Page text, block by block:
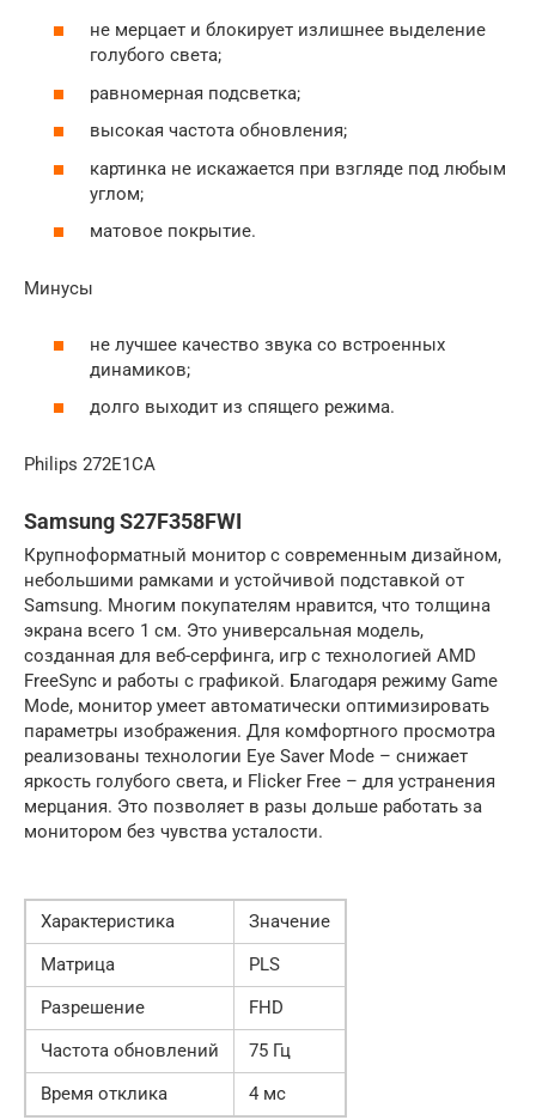
не мерцает и блокирует излишнее выделение
голубого света;
равномерная подсветка;
высокая частота обновления;
картинка не искажается при взгляде под любым
углом;
матовое покрытие.
Минусы
не лучшее качество звука со встроенных
динамиков;
долго выходит из спящего режима.
Philips 272E1CA
Samsung S27F358FWI
Крупноформатный монитор с современным дизайном,
небольшими рамками и устойчивой подставкой от
Samsung. Многим покупателям нравится, что толщина
экрана всего 1 см. Это универсальная модель,
созданная для веб-серфинга, игр с технологией AMD
FreeSync и работы с графикой. Благодаря режиму Game
Mode, монитор умеет автоматически оптимизировать
параметры изображения. Для комфортного просмотра
реализованы технологии Eye Saver Mode – снижает
яркость голубого света, и Flicker Free – для устранения
мерцания. Это позволяет в разы дольше работать за
монитором без чувства усталости.
Характеристика
Значение
Матрица
PLS
Разрешение
FHD
Частота обновлений
75 Гц
Время отклика
4 мс